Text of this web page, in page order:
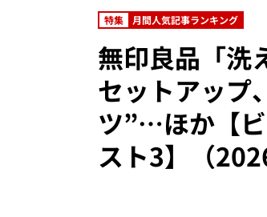
特集 月間人気記事ランキング
無印良品「洗
セットアップ
ツ”…ほか【
スト3】（